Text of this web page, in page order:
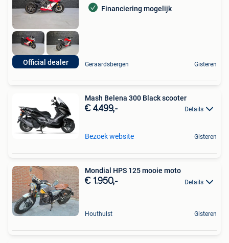
Official dealer
Financiering mogelijk
Geraardsbergen Gisteren
Mash Belena 300 Black scooter
€ 4.499,- Details
Bezoek website Gisteren
Mondial HPS 125 mooie moto
€ 1.950,- Details
Houthulst Gisteren